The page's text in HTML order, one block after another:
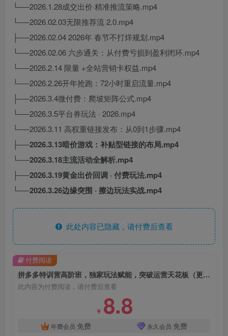
└──2026.1.28成交出价·精准推流策略.mp4
└──2026.02.03无限推荐流 2.0.mp4
├──2026.02.04 2026年 春节不打烊规划.mp4
└──2026.02.06 六步通关：从付费亏损到盈利闭环.mp4
└──2026.2.14 限量 +全站营销卡权益.mp4
└──2026.2.26开年抢跑：72小时重启流量.mp4
├──2026.3.4微付费：爬坡矩阵公式.mp4
└──2026.3.5平台券玩法 · 2026.mp4
└──2026.3.11 高权重链接发布：从0到1步骤.mp4
├──2026.3.13暗价游戏：补贴型链接的布局.mp4
└──2026.3.18主流活动全解析.mp4
├──2026.3.19黄金出价回调 · 付费玩法.mp4
└──2026.3.26边缘突围 · 擦边玩法实战.mp4
此处内容已隐藏，请付费后查看
拼多多特训营高阶班，独家玩法赋能，突破运营天花板（更新26年3月27日）
此内容为付费阅读，请付费后查看
￥ 8.8
年费会员 免费 永久会员 免费
付费阅读